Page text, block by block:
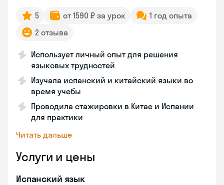
5 от 1590 ₽ за урок
1 год опыта
2 отзыва
Использует личный опыт для решения
языковых трудностей
Изучала испанский и китайский языки во
время учебы
Проводила стажировки в Китае и Испании
для практики
Читать дальше
Услуги и цены
Испанский язык